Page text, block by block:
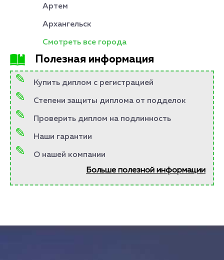
Артем
Архангельск
Смотреть все города
Полезная информация
Купить диплом с регистрацией
Степени защиты диплома от подделок
Проверить диплом на подлинность
Наши гарантии
О нашей компании
Больше полезной информации